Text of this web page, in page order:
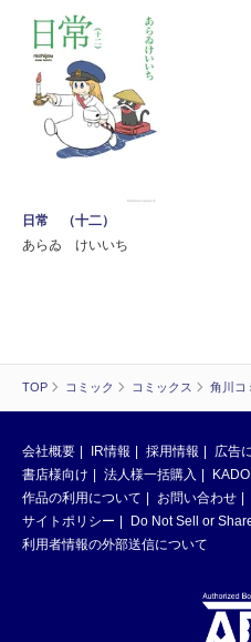
TOP コミック コミックス 角川コ
日常 （十二）
あらゐ けいいち
会社概要 IR情報 採用情報 広告
書店様向け
法人様一括購入
作品の利用について
お問い合わせ
サイトポリシー
Do Not Sell or
利用者情報の外部送信について